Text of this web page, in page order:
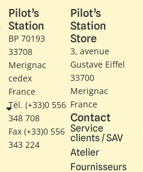
Pilot’s
Station
BP 70193
33708
Merignac
cedex
France
Tél. (+33)0 556
348 708
Fax (+33)0 556
343 224
Pilot’s
Station
Store
3, avenue
Gustave Eiffel​
33700
Merignac
France
Contact
Service
clients / SAV
Atelier
Fournisseurs